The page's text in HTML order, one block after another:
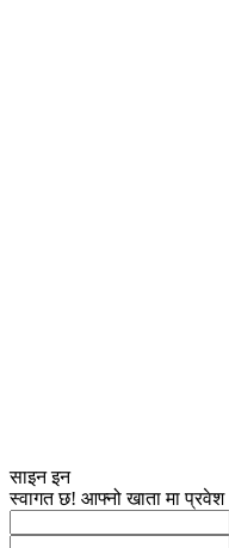
साइन इन
स्वागत छ! आफ्नो खाता मा प्रवेश